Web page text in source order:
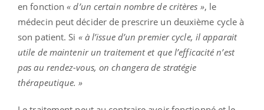
en fonction« d’un certain nombre de critères », le
médecin peut décider de prescrire un deuxième cycle à
son patient. Si « à l’issue d’un premier cycle, il apparait
utile de maintenir un traitement et que l’efficacité n’est
pas au rendez-vous, on changera de stratégie
thérapeutique. »